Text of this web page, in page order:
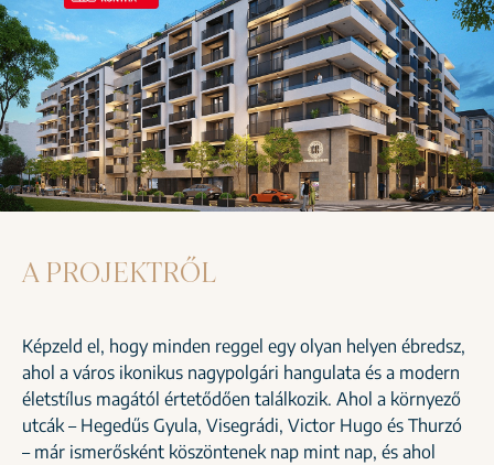
A PROJEKTRŐL
Képzeld el, hogy minden reggel egy olyan helyen ébredsz,
ahol a város ikonikus nagypolgári hangulata és a modern
életstílus magától értetődően találkozik. Ahol a környező
utcák – Hegedűs Gyula, Visegrádi, Victor Hugo és Thurzó
– már ismerősként köszöntenek nap mint nap, és ahol